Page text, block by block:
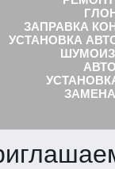
ЗАПРАВКА
УСТАНОВКА